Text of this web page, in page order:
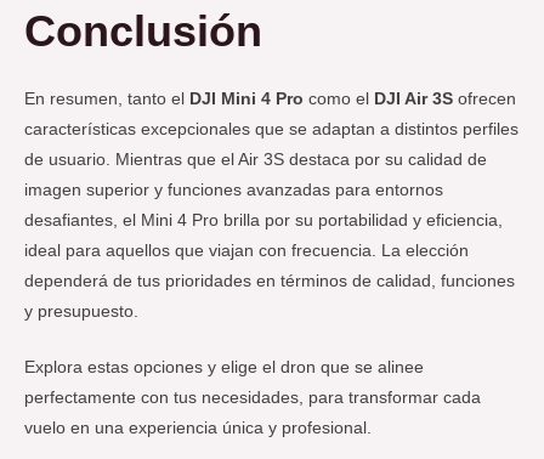
Conclusión
En resumen, tanto el DJI Mini 4 Pro como el DJI Air 3S ofrecen
características excepcionales que se adaptan a distintos perfiles
de usuario. Mientras que el Air 3S destaca por su calidad de
imagen superior y funciones avanzadas para entornos
desafiantes, el Mini 4 Pro brilla por su portabilidad y eficiencia,
ideal para aquellos que viajan con frecuencia. La elección
dependerá de tus prioridades en términos de calidad, funciones
y presupuesto.
Explora estas opciones y elige el dron que se alinee
perfectamente con tus necesidades, para transformar cada
vuelo en una experiencia única y profesional.